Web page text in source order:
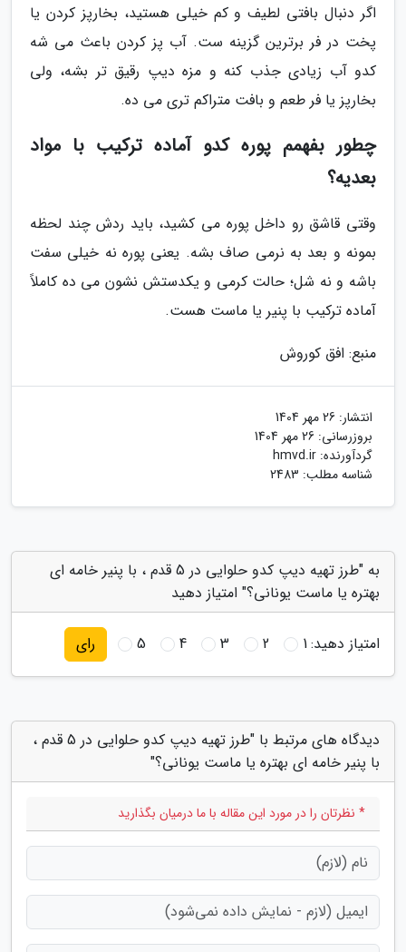
اگر دنبال بافتی لطیف و کم خیلی هستید، بخارپز کردن یا
پخت در فر برترین گزینه ست. آب پز کردن باعث می شه
کدو آب زیادی جذب کنه و مزه دیپ رقیق تر بشه، ولی
بخارپز یا فر طعم و بافت متراکم تری می ده.
چطور بفهمم پوره کدو آماده ترکیب با مواد
بعدیه؟
وقتی قاشق رو داخل پوره می کشید، باید ردش چند لحظه
بمونه و بعد به نرمی صاف بشه. یعنی پوره نه خیلی سفت
باشه و نه شل؛ حالت کرمی و یکدستش نشون می ده کاملاً
آماده ترکیب با پنیر یا ماست هست.
منبع: افق کوروش
انتشار: 26 مهر 1404
بروزرسانی: 26 مهر 1404
گردآورنده: hmvd.ir
شناسه مطلب: 2483
به "طرز تهیه دیپ کدو حلوایی در 5 قدم ، با پنیر خامه ای
بهتره یا ماست یونانی؟" امتیاز دهید
امتیاز دهید:1
2
3
4
5 رای
دیدگاه های مرتبط با "طرز تهیه دیپ کدو حلوایی در 5 قدم ،
با پنیر خامه ای بهتره یا ماست یونانی؟"
* نظرتان را در مورد این مقاله با ما درمیان بگذارید